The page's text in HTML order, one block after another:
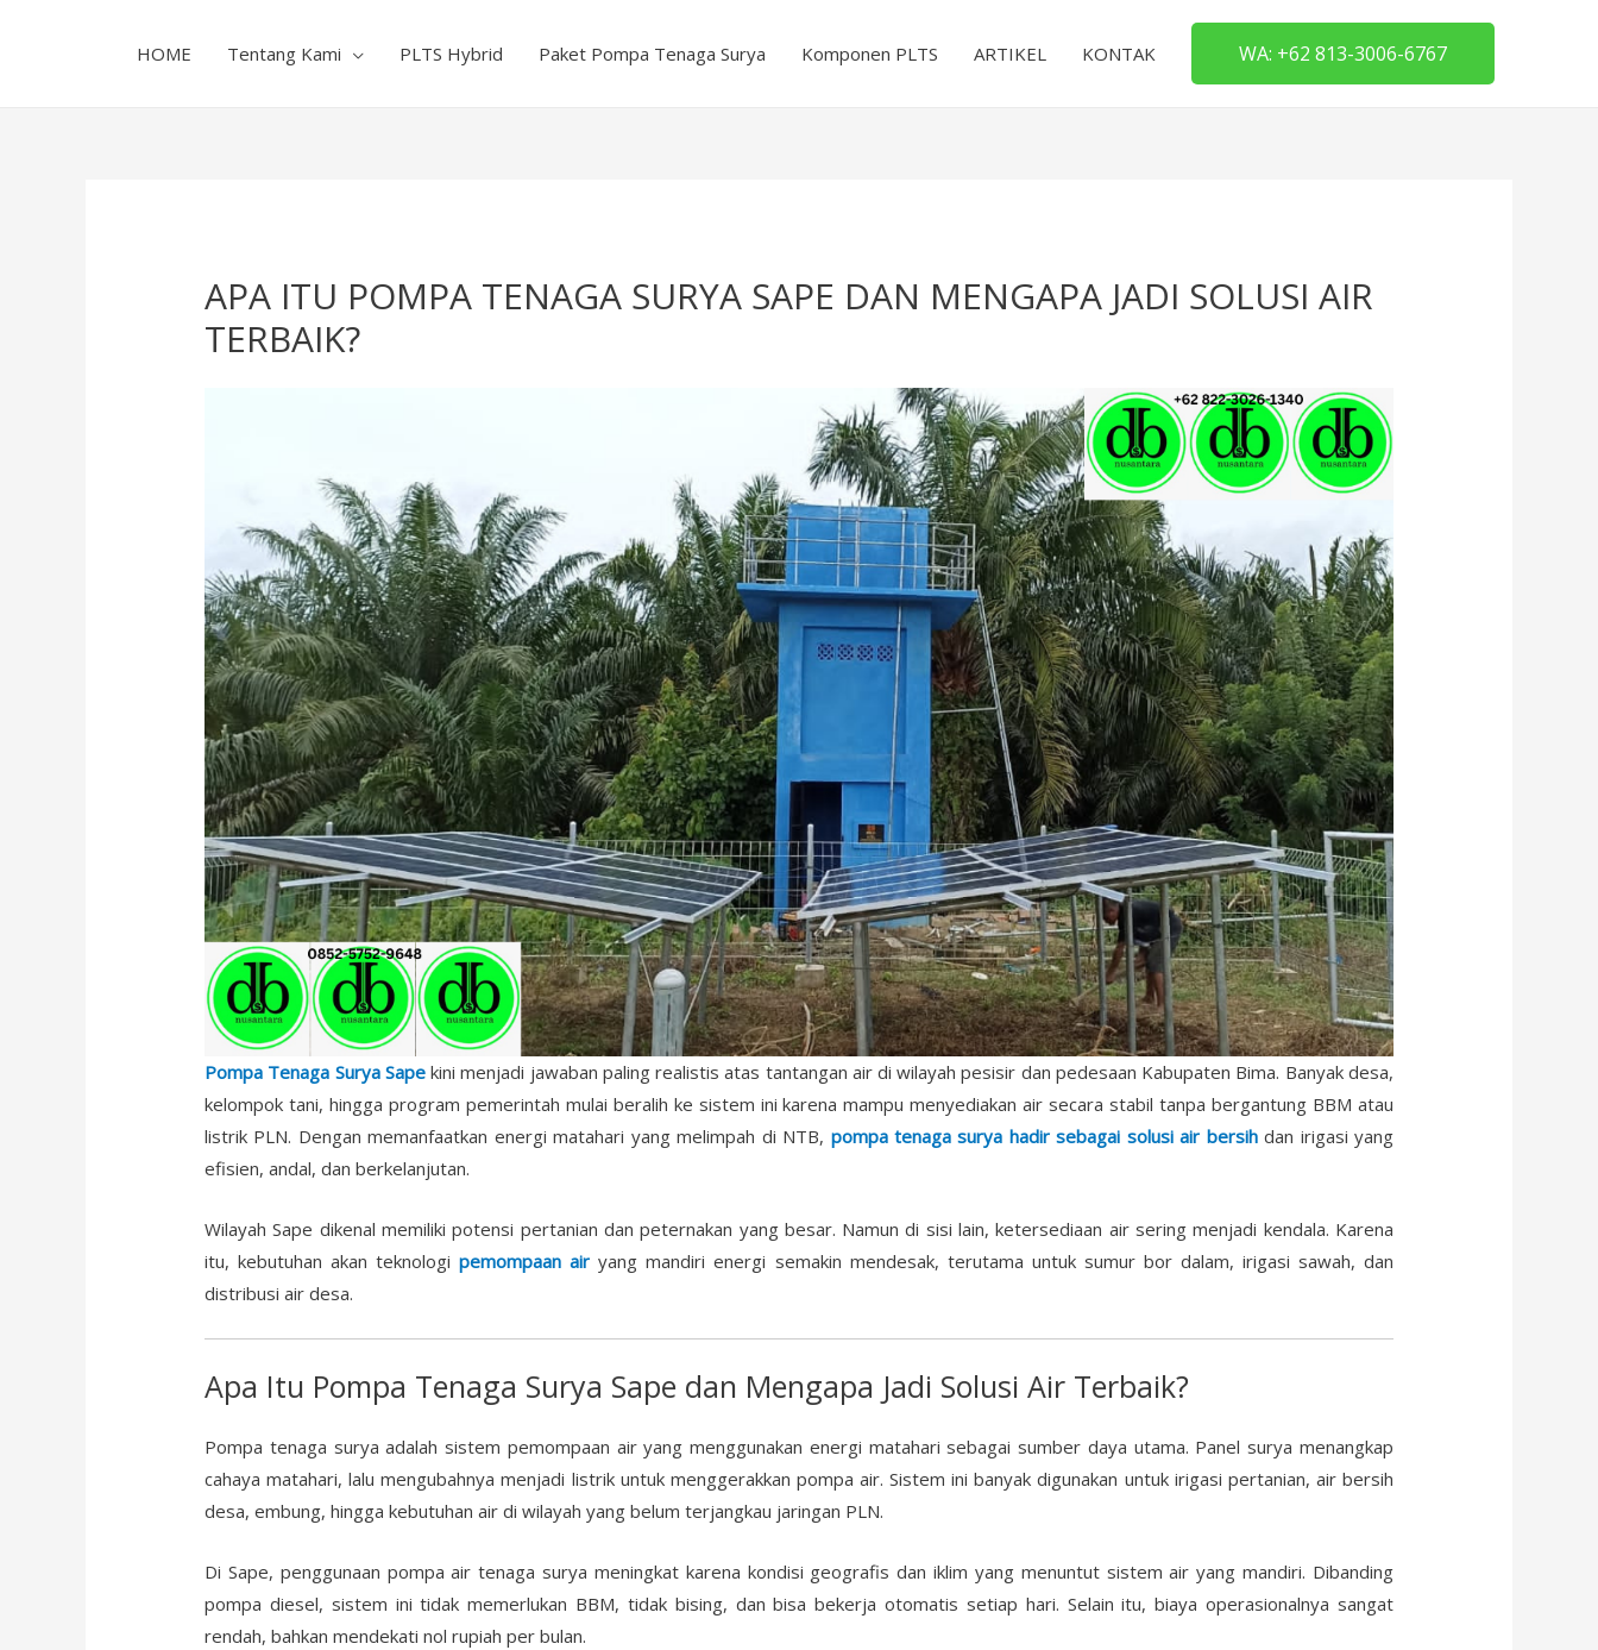
HOME Tentang Kami PLTS Hybrid Paket Pompa Tenaga Surya Komponen PLTS ARTIKEL KONTAK WA: +62 813-3006-6767
APA ITU POMPA TENAGA SURYA SAPE DAN MENGAPA JADI SOLUSI AIR
TERBAIK?
Pompa Tenaga Surya Sapekini menjadi jawaban paling realistis atas tantangan air di wilayah pesisir dan pedesaan Kabupaten Bima. Banyak desa,
kelompok tani, hingga program pemerintah mulai beralih ke sistem ini karena mampu menyediakan air secara stabil tanpa bergantung BBM atau
listrik PLN. Dengan memanfaatkan energi matahari yang melimpah di NTB, pompa tenaga surya hadir sebagai solusi air bersihdan irigasi yang
efisien, andal, dan berkelanjutan.
Wilayah Sape dikenal memiliki potensi pertanian dan peternakan yang besar. Namun di sisi lain, ketersediaan air sering menjadi kendala. Karena
itu, kebutuhan akan teknologipemompaan air yang mandiri energi semakin mendesak, terutama untuk sumur bor dalam, irigasi sawah, dan
distribusi air desa.
Apa Itu Pompa Tenaga Surya Sape dan Mengapa Jadi Solusi Air Terbaik?
Pompa tenaga surya adalah sistem pemompaan air yang menggunakan energi matahari sebagai sumber daya utama. Panel surya menangkap
cahaya matahari, lalu mengubahnya menjadi listrik untuk menggerakkan pompa air. Sistem ini banyak digunakan untuk irigasi pertanian, air bersih
desa, embung, hingga kebutuhan air di wilayah yang belum terjangkau jaringan PLN.
Di Sape, penggunaan pompa air tenaga surya meningkat karena kondisi geografis dan iklim yang menuntut sistem air yang mandiri. Dibanding
pompa diesel, sistem ini tidak memerlukan BBM, tidak bising, dan bisa bekerja otomatis setiap hari. Selain itu, biaya operasionalnya sangat
rendah, bahkan mendekati nol rupiah per bulan.